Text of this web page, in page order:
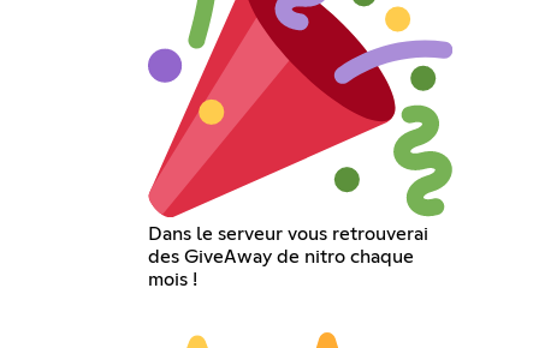
Dans le serveur vous retrouverai
des GiveAway de nitro chaque
mois !